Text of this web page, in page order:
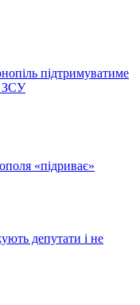
підтримуватиме
ЗСУ
«підриває»
депутати і не